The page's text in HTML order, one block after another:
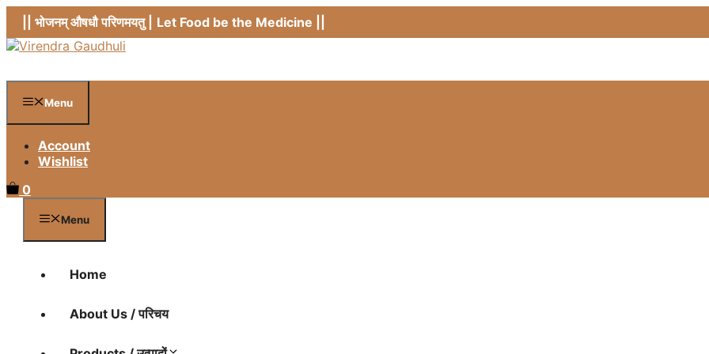
Skip
content
|| भोजनम् औषधौ परिणमयतु | Let Food be the Medicine ||
Menu
Account
Wishlist
0
Menu
Home
About Us / परिचय